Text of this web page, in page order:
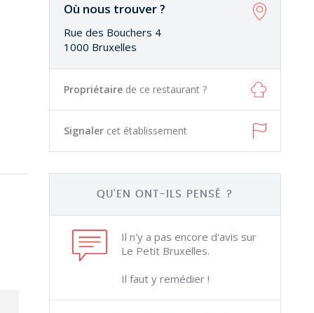
Où nous trouver ?
Rue des Bouchers 4
1000 Bruxelles
Propriétaire de ce restaurant ?
Signaler cet établissement
QU'EN ONT-ILS PENSÉ ?
Il n'y a pas encore d'avis sur
Le Petit Bruxelles.
Il faut y remédier !